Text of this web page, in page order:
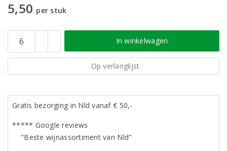
5,50 per stuk
In winkelwagen
Op verlanglijst
Gratis bezorging in Nld vanaf € 50,-
***** Google reviews
"Beste wijnassortiment van Nld"